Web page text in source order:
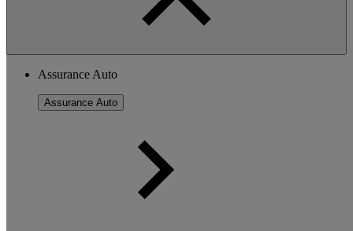
Assurance Auto
Assurance Auto